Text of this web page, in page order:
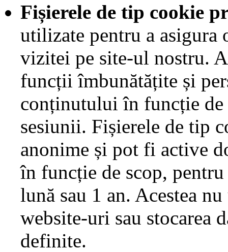
Fișierele de tip cookie
utilizate pentru a
vizitei pe site-ul nostru.
funcții îmbunătățite și
conținutului în funcție
sesiunii. Fișierele de tip
anonime și pot fi active
în funcție de scop,
lună sau 1 an. Acestea
website-uri sau stocarea
definite.